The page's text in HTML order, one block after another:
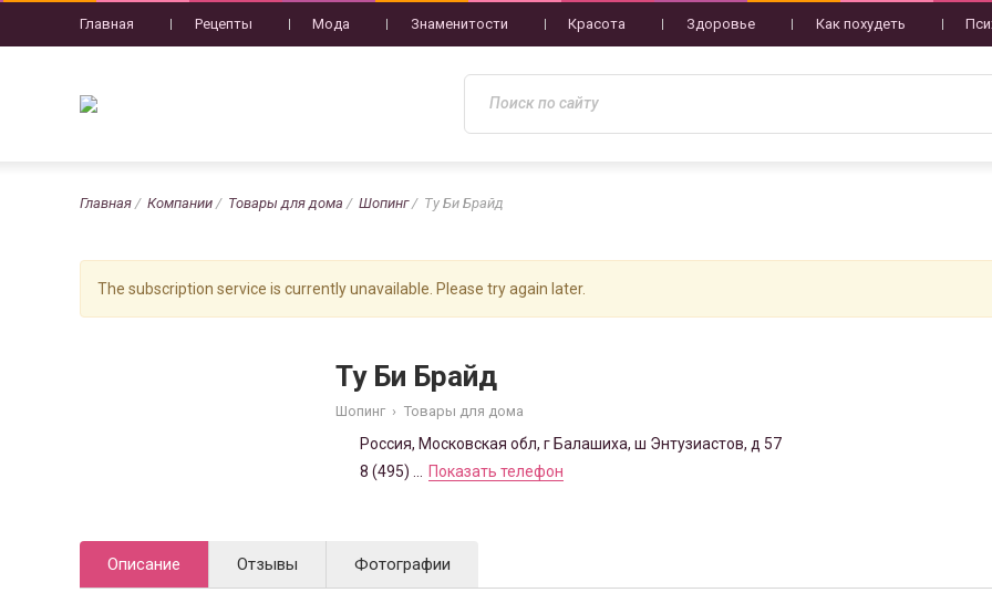
Главная Рецепты Мода Знаменитости Красота Здоровье Как похудеть
Главная Компании Товары для дома Шопинг Ту Би Брайд
The subscription service is currently unavailable. Please try again later.
Ту Би Брайд
Шопинг › Товары для дома
Россия, Московская обл, г Балашиха, ш Энтузиастов, д 57
8 (495) ...
Показать телефон
Описание Отзывы Фотографии